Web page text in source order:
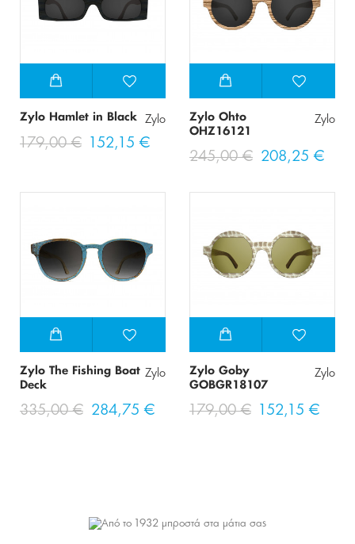
Zylo Hamlet in Black Zylo
179,00 € 152,15 €
Zylo Ohto
OHZ16121
Zylo
245,00 € 208,25 €
Zylo The Fishing Boat
Deck
Zylo
335,00 € 284,75 €
Zylo Goby
GOBGR18107
Zylo
179,00 € 152,15 €